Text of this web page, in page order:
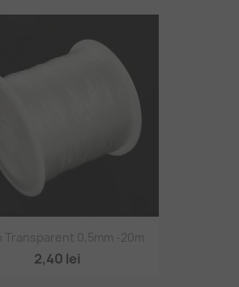
Transparent 0,5mm -20m
2,40 lei